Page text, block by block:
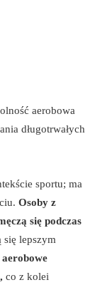
aerobowa
długotrwałych
sportu; ma
Osoby z
się podczas
się lepszym
co z kolei